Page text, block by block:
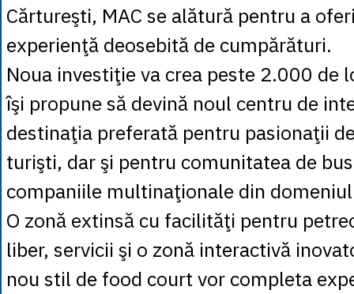
Cărtureşti, MAC se alătură pentru a
experienţă deosebită de cumpărături.
Noua investiţie va crea peste 2.000 de
îşi propune să devină noul centru de
destinaţia preferată pentru pasionaţii
turişti, dar şi pentru comunitatea de
companiile multinaţionale din
O zonă extinsă cu facilităţi pentru
liber, servicii şi o zonă interactivă
nou stil de food court vor completa